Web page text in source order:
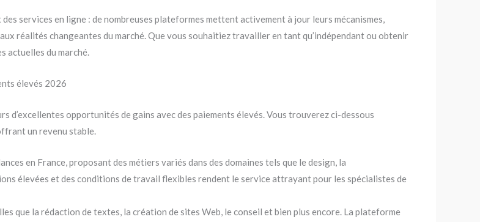
services en ligne : de nombreuses plateformes mettent activement à jour leurs mécanismes,
réalités changeantes du marché. Que vous souhaitiez travailler en tant qu’indépendant ou obtenir
actuelles du marché.
élevés 2026
opportunités de gains avec des paiements élevés. Vous trouverez ci-dessous
un revenu stable.
en France, proposant des métiers variés dans des domaines tels que le design, la
élevées et des conditions de travail flexibles rendent le service attrayant pour les spécialistes de
que la rédaction de textes, la création de sites Web, le conseil et bien plus encore. La plateforme